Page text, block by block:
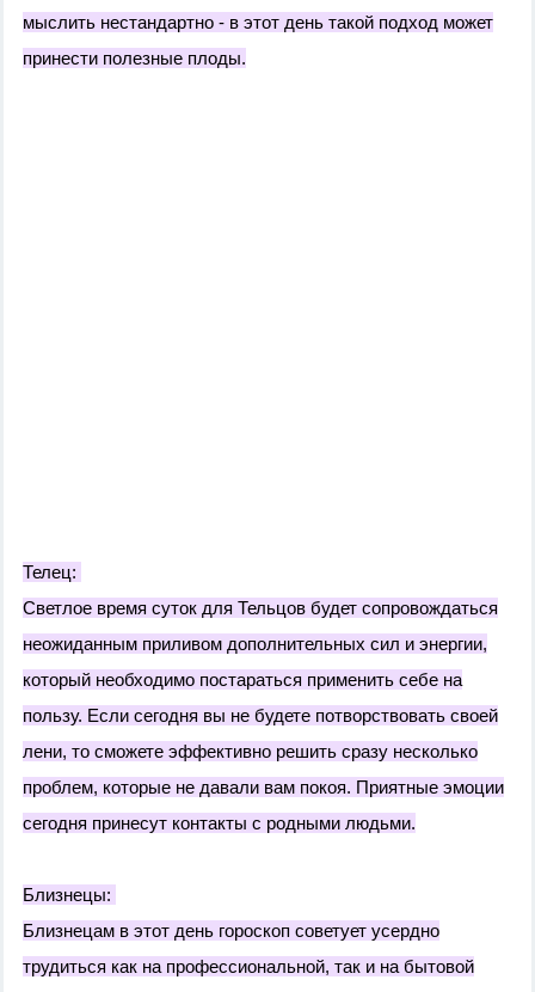
мыслить нестандартно - в этот день такой подход может
принести полезные плоды.
Телец:
Светлое время суток для Тельцов будет сопровождаться
неожиданным приливом дополнительных сил и энергии,
который необходимо постараться применить себе на
пользу. Если сегодня вы не будете потворствовать своей
лени, то сможете эффективно решить сразу несколько
проблем, которые не давали вам покоя. Приятные эмоции
сегодня принесут контакты с родными людьми.
Близнецы:
Близнецам в этот день гороскоп советует усердно
трудиться как на профессиональной, так и на бытовой